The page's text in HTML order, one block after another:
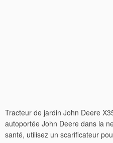
Tracteur de jardin John Deere
autoportée John Deere dans la
santé, utilisez un scarificateur